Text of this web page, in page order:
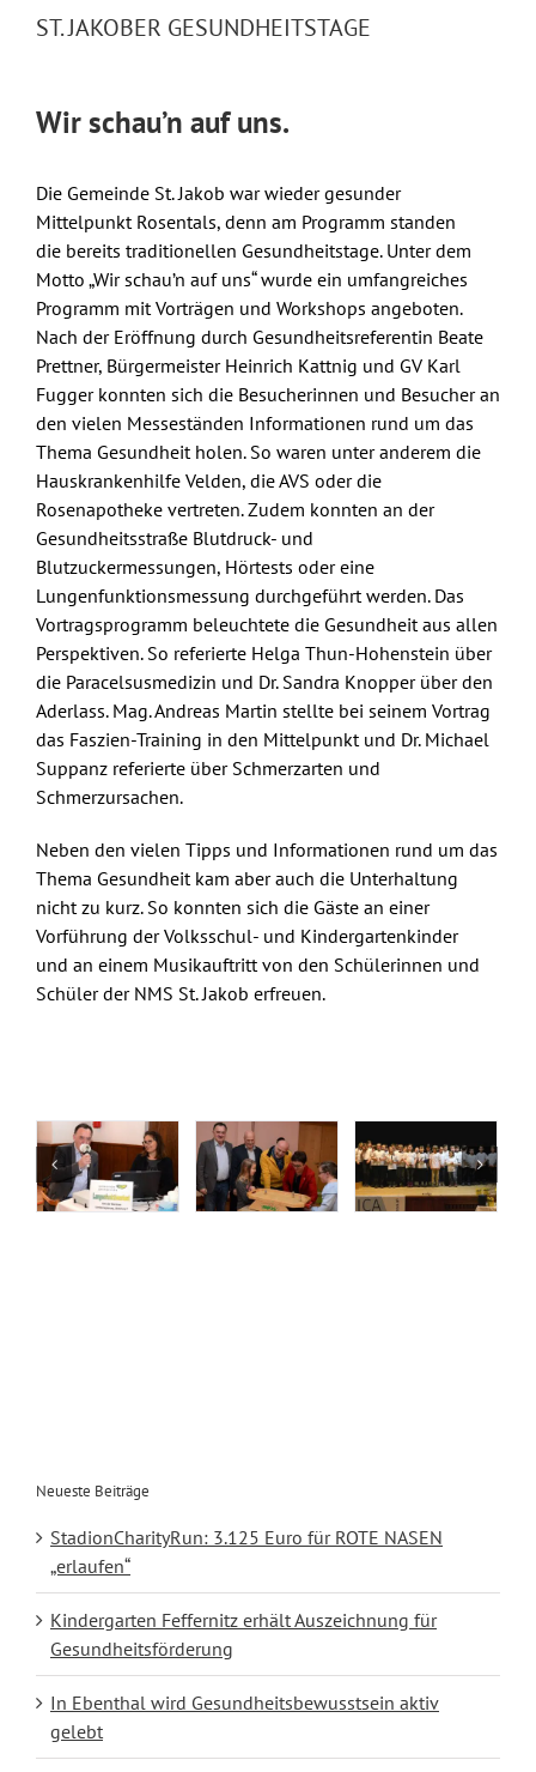
ST. JAKOBER GESUNDHEITSTAGE
Wir schau’n auf uns.
Die Gemeinde St. Jakob war wieder gesunder
Mittelpunkt Rosentals, denn am Programm standen
die bereits traditionellen Gesundheitstage. Unter dem
Motto „Wir schau’n auf uns“ wurde ein umfangreiches
Programm mit Vorträgen und Workshops angeboten.
Nach der Eröffnung durch Gesundheitsreferentin Beate
Prettner, Bürgermeister Heinrich Kattnig und GV Karl
Fugger konnten sich die Besucherinnen und Besucher an
den vielen Messeständen Informationen rund um das
Thema Gesundheit holen. So waren unter anderem die
Hauskrankenhilfe Velden, die AVS oder die
Rosenapotheke vertreten. Zudem konnten an der
Gesundheitsstraße Blutdruck- und
Blutzuckermessungen, Hörtests oder eine
Lungenfunktionsmessung durchgeführt werden. Das
Vortragsprogramm beleuchtete die Gesundheit aus allen
Perspektiven. So referierte Helga Thun-Hohenstein über
die Paracelsusmedizin und Dr. Sandra Knopper über den
Aderlass. Mag. Andreas Martin stellte bei seinem Vortrag
das Faszien-Training in den Mittelpunkt und Dr. Michael
Suppanz referierte über Schmerzarten und
Schmerzursachen.
Neben den vielen Tipps und Informationen rund um das
Thema Gesundheit kam aber auch die Unterhaltung
nicht zu kurz. So konnten sich die Gäste an einer
Vorführung der Volksschul- und Kindergartenkinder
und an einem Musikauftritt von den Schülerinnen und
Schüler der NMS St. Jakob erfreuen.
Neueste Beiträge
StadionCharityRun: 3.125 Euro für ROTE NASEN
„erlaufen“
Kindergarten Feffernitz erhält Auszeichnung für
Gesundheitsförderung
In Ebenthal wird Gesundheitsbewusstsein aktiv
gelebt